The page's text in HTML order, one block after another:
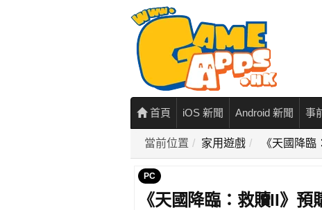
首頁 iOS 新聞 Android 新聞 事
當前位置 家用遊戲 《天國降臨
PC
《天國降臨：救贖II》